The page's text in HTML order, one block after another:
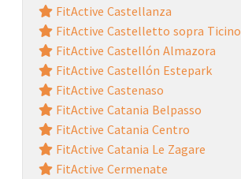
FitActive Castellanza
FitActive Castelletto sopra Ticino
FitActive Castellón Almazora
FitActive Castellón Estepark
FitActive Castenaso
FitActive Catania Belpasso
FitActive Catania Centro
FitActive Catania Le Zagare
FitActive Cermenate